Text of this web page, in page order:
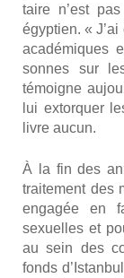
taire n’est
égyp­tien. «
aca­dé­miques
sonnes sur
témoigne
lui extor­quer
livre aucun.
À la fin des
trai­te­ment des
enga­gée en
sexuelles et
au sein des
fonds